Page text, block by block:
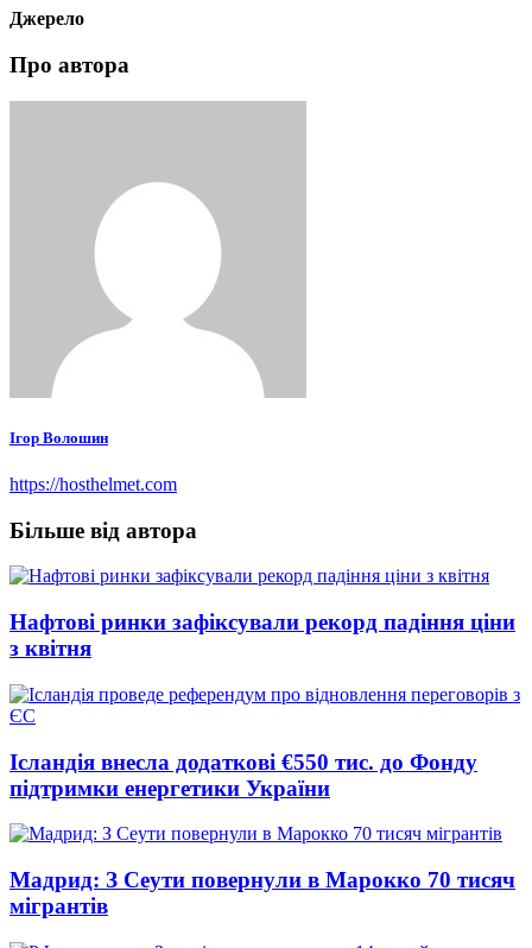
Джерело
Про автора
Ігор Волошин
https://hosthelmet.com
Більше від автора
Нафтові ринки зафіксували рекорд падіння ціни
з квітня
Ісландія внесла додаткові €550 тис. до Фонду
підтримки енергетики України
Мадрид: З Сеути повернули в Марокко 70 тисяч
мігрантів